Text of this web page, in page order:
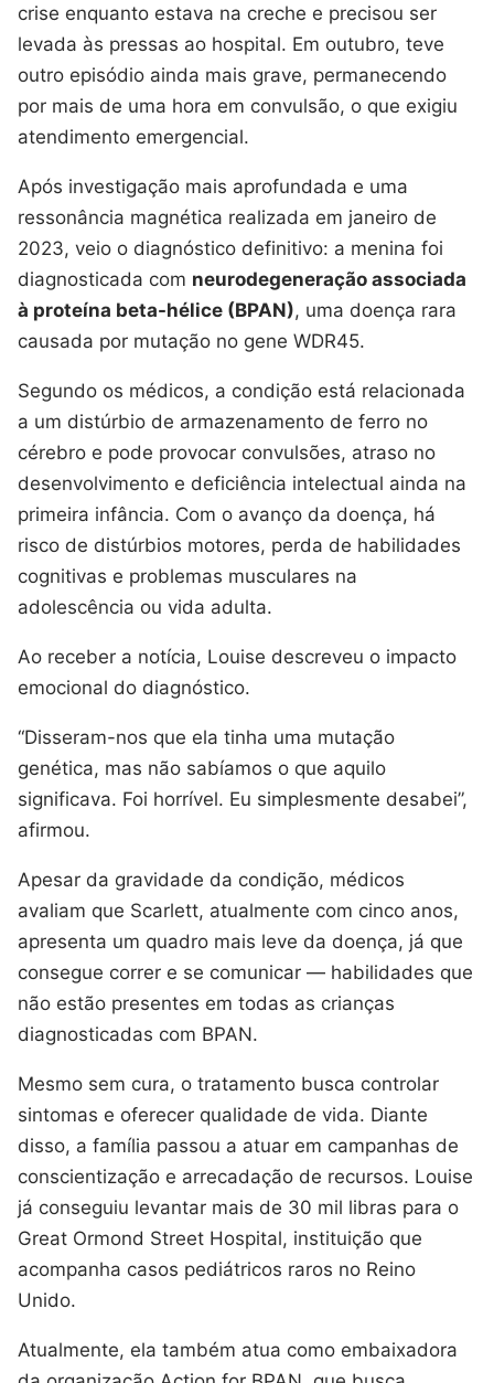
crise enquanto estava na creche e precisou ser
levada às pressas ao hospital. Em outubro, teve
outro episódio ainda mais grave, permanecendo
por mais de uma hora em convulsão, o que exigiu
atendimento emergencial.
Após investigação mais aprofundada e uma
ressonância magnética realizada em janeiro de
2023, veio o diagnóstico definitivo: a menina foi
diagnosticada com neurodegeneração associada
à proteína beta-hélice (BPAN), uma doença rara
causada por mutação no gene WDR45.
Segundo os médicos, a condição está relacionada
a um distúrbio de armazenamento de ferro no
cérebro e pode provocar convulsões, atraso no
desenvolvimento e deficiência intelectual ainda na
primeira infância. Com o avanço da doença, há
risco de distúrbios motores, perda de habilidades
cognitivas e problemas musculares na
adolescência ou vida adulta.
Ao receber a notícia, Louise descreveu o impacto
emocional do diagnóstico.
“Disseram-nos que ela tinha uma mutação
genética, mas não sabíamos o que aquilo
significava. Foi horrível. Eu simplesmente desabei”,
afirmou.
Apesar da gravidade da condição, médicos
avaliam que Scarlett, atualmente com cinco anos,
apresenta um quadro mais leve da doença, já que
consegue correr e se comunicar — habilidades que
não estão presentes em todas as crianças
diagnosticadas com BPAN.
Mesmo sem cura, o tratamento busca controlar
sintomas e oferecer qualidade de vida. Diante
disso, a família passou a atuar em campanhas de
conscientização e arrecadação de recursos. Louise
já conseguiu levantar mais de 30 mil libras para o
Great Ormond Street Hospital, instituição que
acompanha casos pediátricos raros no Reino
Unido.
Atualmente, ela também atua como embaixadora